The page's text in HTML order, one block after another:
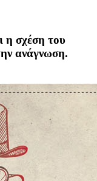
η σχέση του
ανάγνωση.